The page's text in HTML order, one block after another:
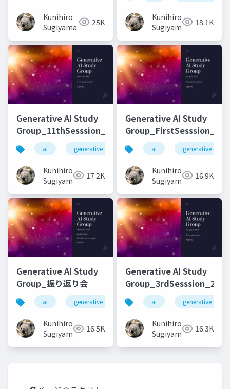
Kunihiro
Sugiyama
25K
Kunihiro
Sugiyama
18.1K
Generative AI Study
Group_11thSesssion_20231114
ai generative ai machine learning deep
Kunihiro
Sugiyama
17.2K
Generative AI Study
ai generative ai
Kunihiro
Sugiyama
16.9K
Generative AI Study
Group_振り返り会
ai generative ai machine learning deep
Kunihiro
Sugiyama
16.5K
Generative AI Study
ai generative ai
Kunihiro
Sugiyama
16.3K